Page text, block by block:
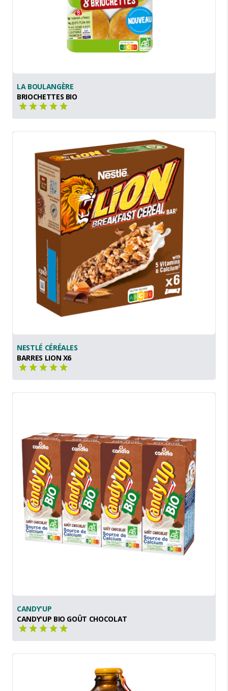
LA BOULANGÈRE
BRIOCHETTES BIO
NESTLÉ CÉRÉALES
BARRES LION X6
CANDY'UP
CANDY'UP BIO GOÛT CHOCOLAT